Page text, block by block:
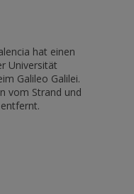
hat einen
Universität
Galileo Galilei.
vom Strand und